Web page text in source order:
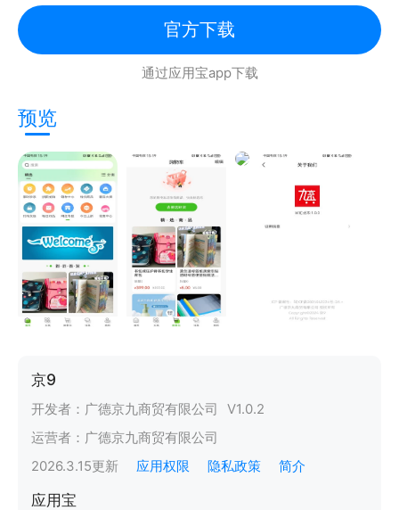
官方下载
通过应用宝app下载
预览
京9
开发者： 广德京九商贸有限公司 V1.0.2
运营者： 广德京九商贸有限公司
2026.3.15更新 应用权限 隐私政策 简介
应用宝